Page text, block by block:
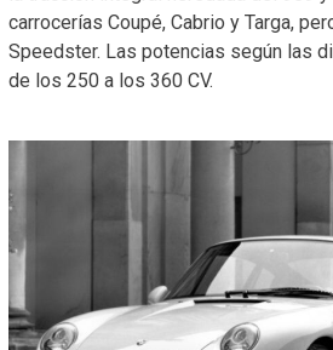
carrocerías Coupé, Cabrio y Targa,
Speedster. Las potencias según las
de los 250 a los 360 CV.